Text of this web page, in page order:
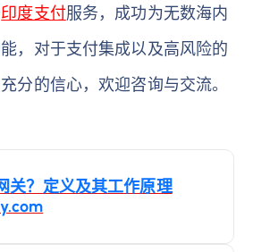
印度支付服务，成功为无数海内
，对于支付集成以及高风险的
分的信心，欢迎咨询与交流。
关？定义及其工作原理